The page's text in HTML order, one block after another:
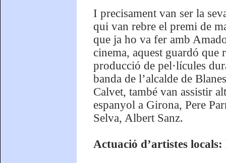
I precisament van ser la
qui van rebre el premi de
que ja ho va fer amb
cinema, aquest guardó que
producció de pel·lícules
banda de l’alcalde de
Calvet, també van assistir
espanyol a Girona, Pere
Selva, Albert Sanz.
Actuació d’artistes